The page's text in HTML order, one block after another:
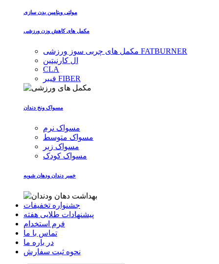
مولتی ویتامین بدن سازی
مکمل های کاهش وزن ورزشی
مکمل های چربی سوز ورزشی FATBURNER
ال کارنیتین
CLA
فیبر FIBER
مسواک ونخ دندان
مسواک نرم
مسواک متوسط
مسواک زبر
مسواک کودک
خمیر دندان ودهان شویه
جشنواره تخفیفات
پیشنهادات طلایی هفته
فرم استخدام
تماس با ما
در باره ما
نحوه ثبت سفارش